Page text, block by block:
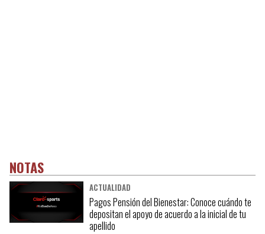
NOTAS
ACTUALIDAD
Pagos Pensión del Bienestar: Conoce cuándo te
depositan el apoyo de acuerdo a la inicial de tu
apellido